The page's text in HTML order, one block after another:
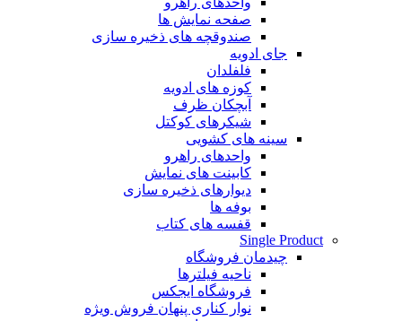
صفحه نمایش ها
صندوقچه های ذخیره سازی
جای ادویه
فلفلدان
کوزه های ادویه
آبچکان ظرف
شیکرهای کوکتل
سینه های کشویی
واحدهای راهرو
کابینت های نمایش
دیوارهای ذخیره سازی
بوفه ها
قفسه های کتاب
Single Product
چیدمان فروشگاه
ناحیه فیلترها
فروشگاه ایجکس
نوار کناری پنهان فروش ویژه